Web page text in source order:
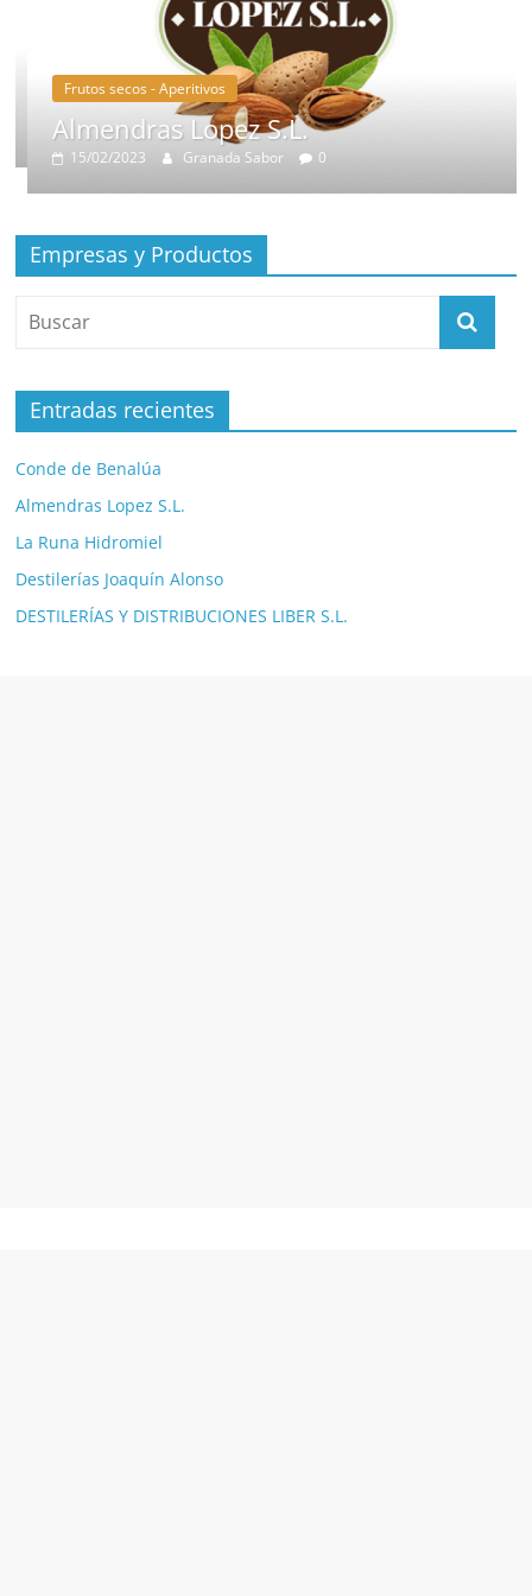
Frutos secos - Aperitivos
Almendras Lopez S.L.
15/02/2023 Granada Sabor 0
Empresas y Productos
Entradas recientes
Conde de Benalúa
Almendras Lopez S.L.
La Runa Hidromiel
Destilerías Joaquín Alonso
DESTILERÍAS Y DISTRIBUCIONES LIBER S.L.